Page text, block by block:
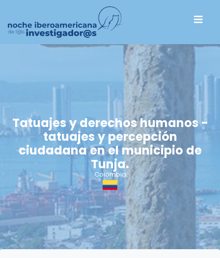
Tatuajes y derechos humanos -
tatuajes y percepción
ciudadana en el municipio de
Tunja.
Colombia